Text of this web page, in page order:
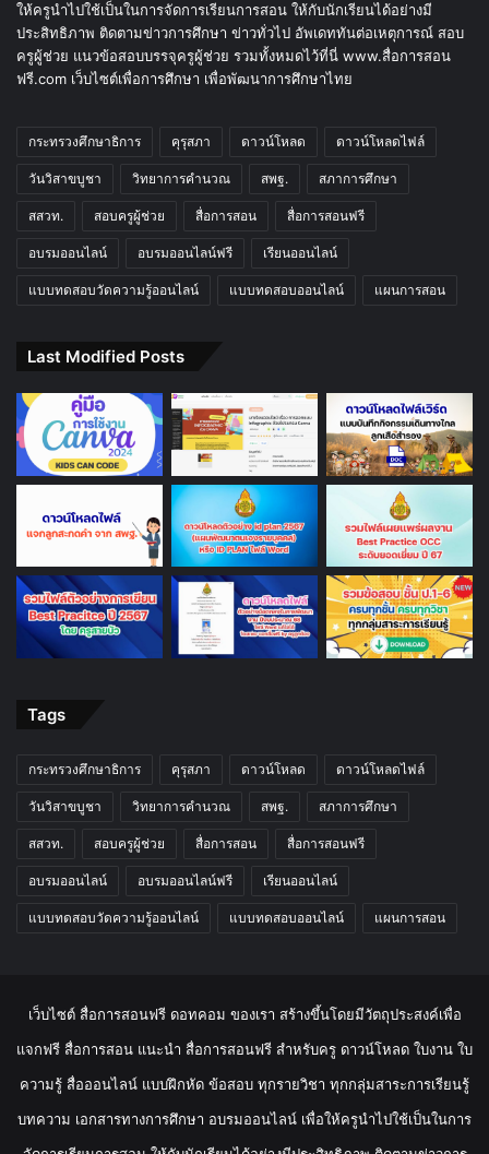
ให้ครูนำไปใช้เป็นในการจัดการเรียนการสอน ให้กับนักเรียนได้อย่างมี
ประสิทธิภาพ ติดตามข่าวการศึกษา ข่าวทั่วไป อัพเดททันต่อเหตุการณ์ สอบ
ครูผู้ช่วย แนวข้อสอบบรรจุครูผู้ช่วย รวมทั้งหมดไว้ที่นี่ www.สื่อการสอน
ฟรี.com เว็บไซต์เพื่อการศึกษา เพื่อพัฒนาการศึกษาไทย
กระทรวงศึกษาธิการ คุรุสภา ดาวน์โหลด ดาวน์โหลดไฟล์
วันวิสาขบูชา วิทยาการคำนวณ สพฐ. สภาการศึกษา
สสวท. สอบครูผู้ช่วย สื่อการสอน สื่อการสอนฟรี
อบรมออนไลน์ อบรมออนไลน์ฟรี เรียนออนไลน์
แบบทดสอบวัดความรู้ออนไลน์ แบบทดสอบออนไลน์ แผนการสอน
Last Modified Posts
Tags
กระทรวงศึกษาธิการ คุรุสภา ดาวน์โหลด ดาวน์โหลดไฟล์
วันวิสาขบูชา วิทยาการคำนวณ สพฐ. สภาการศึกษา
สสวท. สอบครูผู้ช่วย สื่อการสอน สื่อการสอนฟรี
อบรมออนไลน์ อบรมออนไลน์ฟรี เรียนออนไลน์
แบบทดสอบวัดความรู้ออนไลน์ แบบทดสอบออนไลน์ แผนการสอน
เว็บไซต์ สื่อการสอนฟรี ดอทคอม ของเรา สร้างขึ้นโดยมีวัตถุประสงค์เพื่อ
แจกฟรี สื่อการสอน แนะนำ สื่อการสอนฟรี สำหรับครู ดาวน์โหลด ใบงาน ใบ
ความรู้ สื่อออนไลน์ แบบฝึกหัด ข้อสอบ ทุกรายวิชา ทุกกลุ่มสาระการเรียนรู้
บทความ เอกสารทางการศึกษา อบรมออนไลน์ เพื่อให้ครูนำไปใช้เป็นในการ